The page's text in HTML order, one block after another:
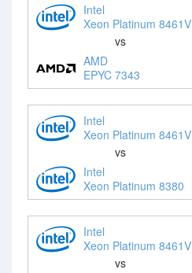
Intel
Xeon Platinum 8461V
vs
AMD
EPYC 7343
Intel
Xeon Platinum 8461V
vs
Intel
Xeon Platinum 8380
Intel
Xeon Platinum 8461V
vs